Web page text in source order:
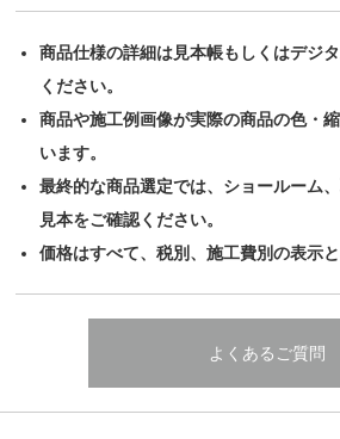
商品仕様の詳細は見本帳もしくはデジ
ください。
商品や施工例画像が実際の商品の色・
います。
最終的な商品選定では、ショールーム
見本をご確認ください。
価格はすべて、税別、施工費別の表示と
よくあるご質問